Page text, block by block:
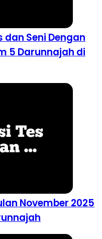
Seni Dengan
5 Darunnajah di
November 2025